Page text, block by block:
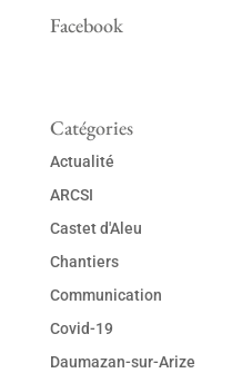
Facebook
Catégories
Actualité
ARCSI
Castet d'Aleu
Chantiers
Communication
Covid-19
Daumazan-sur-Arize